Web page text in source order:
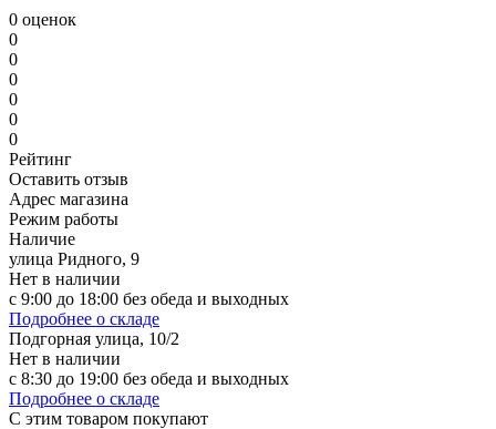
0 оценок
0
0
0
0
0
0
Рейтинг
Оставить отзыв
Адрес магазина
Режим работы
Наличие
улица Ридного, 9
Нет в наличии
с 9:00 до 18:00 без обеда и выходных
Подробнее о складе
Подгорная улица, 10/2
Нет в наличии
с 8:30 до 19:00 без обеда и выходных
Подробнее о складе
С этим товаром покупают